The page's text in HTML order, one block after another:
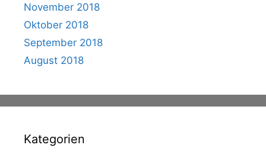
November 2018
Oktober 2018
September 2018
August 2018
Kategorien